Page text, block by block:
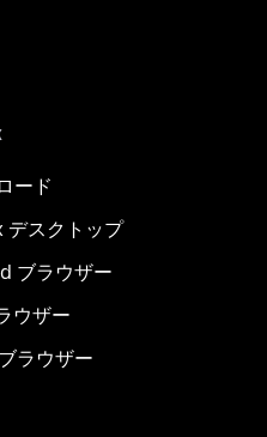
ード
スクトップ
ブラウザー
ウザー
ラウザー